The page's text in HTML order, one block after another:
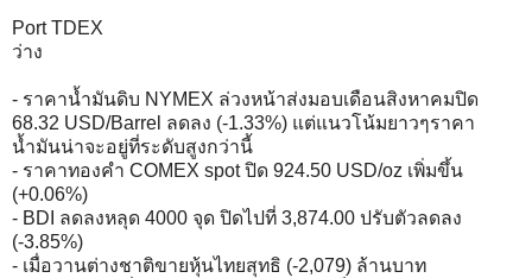
Port TDEX
ว่าง
- ราคาน้ำมันดิบ NYMEX ล่วงหน้าส่งมอบเดือนสิงหาคมปิด
68.32 USD/Barrel ลดลง (-1.33%) แต่แนวโน้มยาวๆราคา
น้ำมันน่าจะอยู่ที่ระดับสูงกว่านี้
- ราคาทองคำ COMEX spot ปิด 924.50 USD/oz เพิ่มขึ้น
(+0.06%)
- BDI ลดลงหลุด 4000 จุด ปิดไปที่ 3,874.00 ปรับตัวลดลง
(-3.85%)
- เมื่อวานต่างชาติขายหุ้นไทยสุทธิ (-2,079) ล้านบาท